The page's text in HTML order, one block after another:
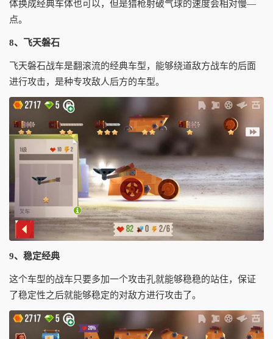
体换成经典车体也可以，但是猎枪射破气球的速度会相对慢―
点。
8、飞天磐石
飞天磐石战车是翻滚流的经典车型，能够绕道敌方战车的后面
进行攻击，是种专攻敌人后方的车型。
9、稳定经典
这个车型的战车只要多加一个攻击孔就能够稳稳的站住，保证
了稳定性之后就能够稳定的对敌方进行攻击了。